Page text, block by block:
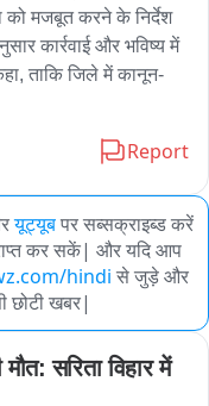
को मजबूत करने के निर्देश
कार्रवाई और भविष्य में
ताकि जिले में कानून-
Report
यूट्यूबपर सब्सक्राइब्ड करें
कर सकें| और यदि आप
hindi से जुड़े और
छोटी खबर|
सरिता विहार में